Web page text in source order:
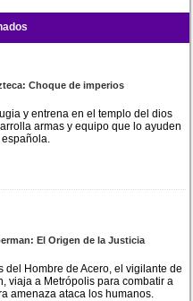
Choque de imperios
y entrena en el templo del dios
armas y equipo que lo ayuden
El Origen de la Justicia
del Hombre de Acero, el vigilante de
viaja a Metrópolis para combatir a
amenaza ataca los humanos.